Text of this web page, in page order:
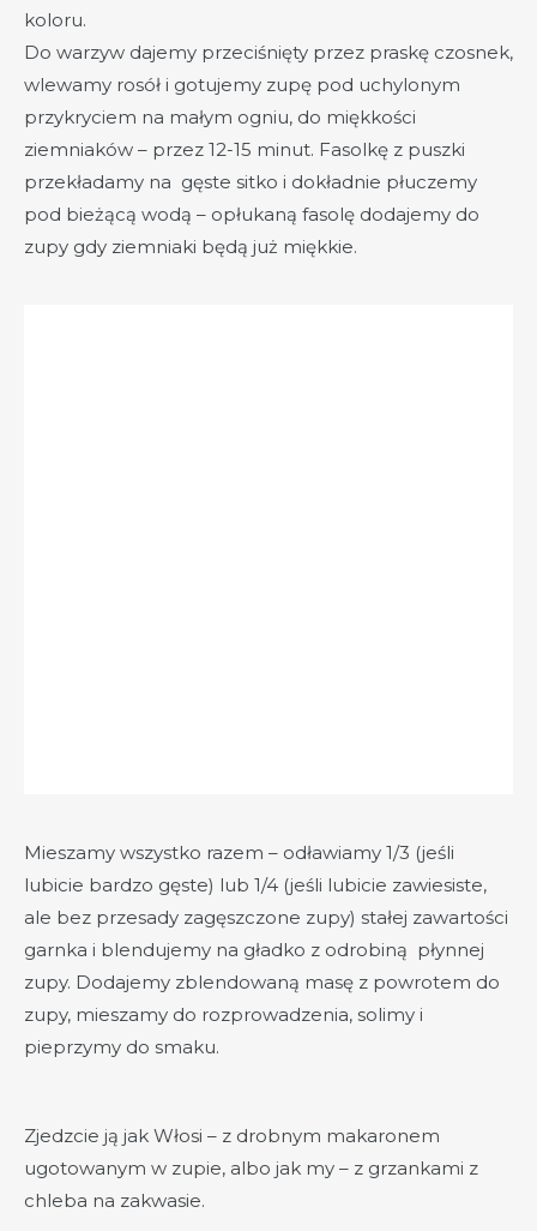
koloru.
Do warzyw dajemy przeciśnięty przez praskę czosnek,
wlewamy rosół i gotujemy zupę pod uchylonym
przykryciem na małym ogniu, do miękkości
ziemniaków – przez 12-15 minut. Fasolkę z puszki
przekładamy na gęste sitko i dokładnie płuczemy
pod bieżącą wodą – opłukaną fasolę dodajemy do
zupy gdy ziemniaki będą już miękkie.
Mieszamy wszystko razem – odławiamy 1/3 (jeśli
lubicie bardzo gęste) lub 1/4 (jeśli lubicie zawiesiste,
ale bez przesady zagęszczone zupy) stałej zawartości
garnka i blendujemy na gładko z odrobiną płynnej
zupy. Dodajemy zblendowaną masę z powrotem do
zupy, mieszamy do rozprowadzenia, solimy i
pieprzymy do smaku.
Zjedzcie ją jak Włosi – z drobnym makaronem
ugotowanym w zupie, albo jak my – z grzankami z
chleba na zakwasie.